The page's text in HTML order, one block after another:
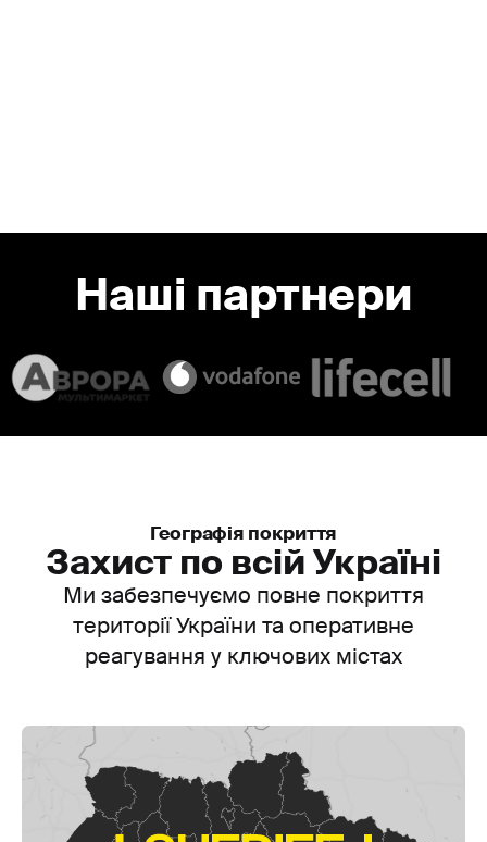
Наші партнери
Slide 1 of 2.
Географія покриття
Захист по всій Україні
Ми забезпечуємо повне покриття
території України та оперативне
реагування у ключових містах